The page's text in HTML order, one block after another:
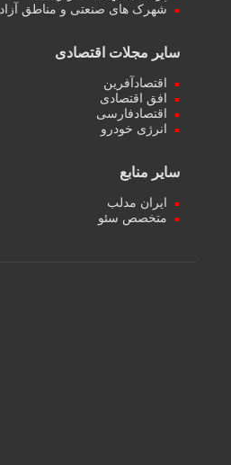
شهرک های صنعتی و مناطق آزاد
سایر مجلات اقتصادی
اقتصادآفرین
افق اقتصادی
اقتصادفارسی
انرژی خودرو
سایر منابع
ایران مدلب
متخصص سئو